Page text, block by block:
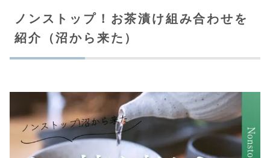
ノンストップ！お茶漬け組み合わせを
紹介（沼から来た）